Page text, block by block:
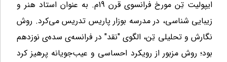
ایپولیت تِن مورخ فرانسوی قرن 19م. به عنوان استاد هنر و
زیبایی شناسی، در مدرسه بوزار پاریس تدریس می‌کرد. روش
نگارش و تحلیلی تِن، الگوی "نقد" در فرانسه‌ی سده‌ی نوزدهم
بود؛ روش مزبور از رویکرد احساسی و عیب‌جویانه پرهیز ‌کرد